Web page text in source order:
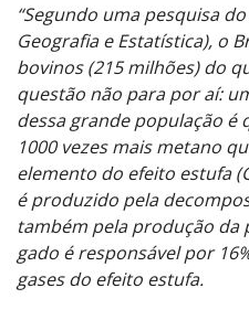
“Segundo uma pesquisa
Geografia e Estatística), o
bovinos (215 milhões) do
questão não para por aí:
dessa grande população é
1000 vezes mais metano
elemento do efeito estufa
é produzido pela
também pela produção da
gado é responsável por
gases do efeito estufa.